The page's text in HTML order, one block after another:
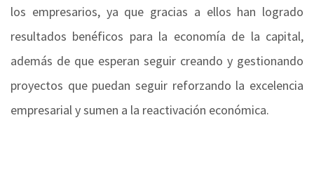
los empresarios, ya que gracias a ellos han logrado
resultados benéficos para la economía de la capital,
además de que esperan seguir creando y gestionando
proyectos que puedan seguir reforzando la excelencia
empresarial y sumen a la reactivación económica.